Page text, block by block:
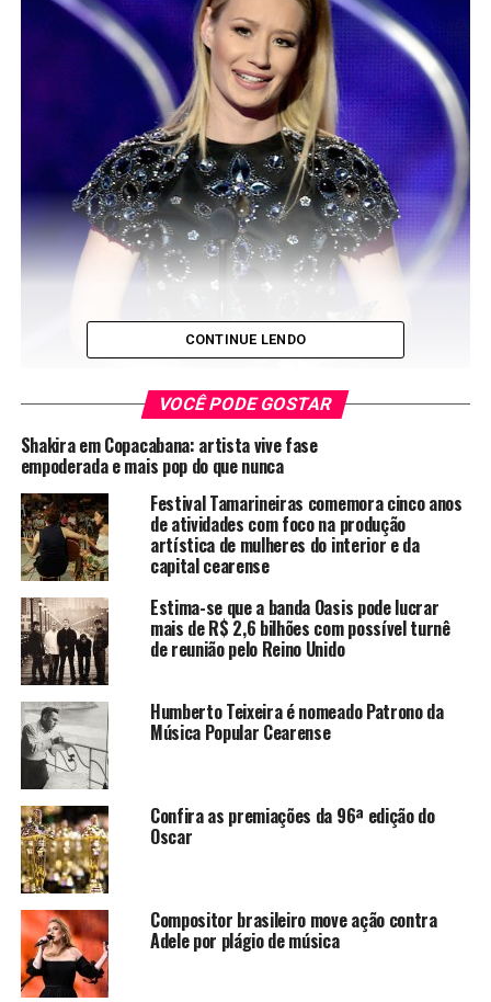
Iggy Azalea foi escolhida a artista de Hip hop favorita
O People’s Choice Awards aconteceu pela primeira vez
em 1975, e sua edição mais recente aconteceu na noite
da última quarta-feira (07).
Apresentada por Anna Faris e sua co-estrela no seriado
“Mom” Allison Janney, a única grande premiação
inteiramente determinada pelo público ocupou mais
uma vez o Nokia Theater de Los Angeles para nomear os
favoritos da televisão, cinema e música. O evento
também foi transmitido ao vivo pela rede de televisão
norte-americana CBS.
Na música Taylor Swift e Ed Sheeran foram os grandes
vencedores da noite. Taylor levou Artista Feminina
Favorita, Artista Pop Favorito e Canção Favorita (por
“Shake It Off”), enquanto Sheeran saiu com os troféus
de Artista Masculino Favorito e Melhor álbum (por “x”).
Confira abaixo a lista completa. Para saber os
vencedores nas categorias de filme e televisão, acesse
este link.
CONTINUE LENDO
VOCÊ PODE GOSTAR
Shakira em Copacabana: artista vive fase
empoderada e mais pop do que nunca
Festival Tamarineiras comemora cinco anos
de atividades com foco na produção
artística de mulheres do interior e da
capital cearense
Estima-se que a banda Oasis pode lucrar
mais de R$ 2,6 bilhões com possível turnê
de reunião pelo Reino Unido
Humberto Teixeira é nomeado Patrono da
Música Popular Cearense
Confira as premiações da 96ª edição do
Oscar
Compositor brasileiro move ação contra
Adele por plágio de música